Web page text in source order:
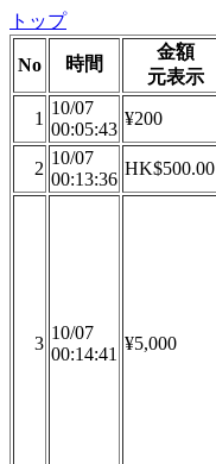
トップ
No 時間
金額
元表示
1
10/07
00:05:43
¥200
2
10/07
00:13:36
HK$500.00
3
10/07
00:14:41
¥5,000